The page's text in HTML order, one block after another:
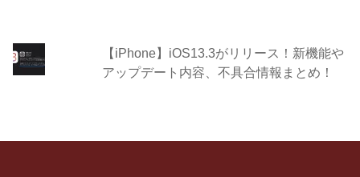
【iPhone】iOS13.3がリリース！新機能や
アップデート内容、不具合情報まとめ！